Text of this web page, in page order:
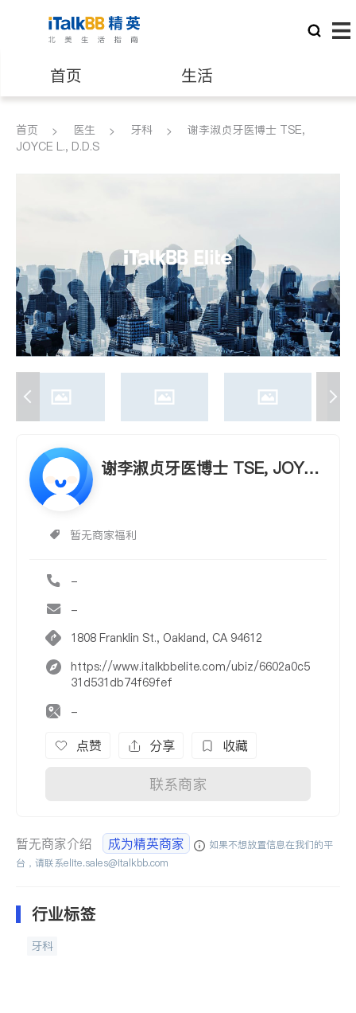
首页 生活
医生 律师
养老 非盈利组织
首页 医生 牙科
谢李淑贞牙医博士 TSE,
JOYCE L., D.D.S
谢李淑贞牙医博士 TSE, JOYCE
暂无商家福利
-
-
1808 Franklin St., Oakland, CA 94612
https://www.italkbbelite.com/ubiz/6602a0c5
31d531db74f69fef
-
点赞 分享 收藏
联系商家
暂无商家介绍 成为精英商家
如果不想放置信息在我们的平
台，请联系elite.sales@italkbb.com
行业标签
牙科